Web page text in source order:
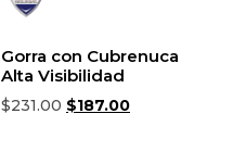
Gorra con Cubrenuca
Alta Visibilidad
$231.00 $187.00